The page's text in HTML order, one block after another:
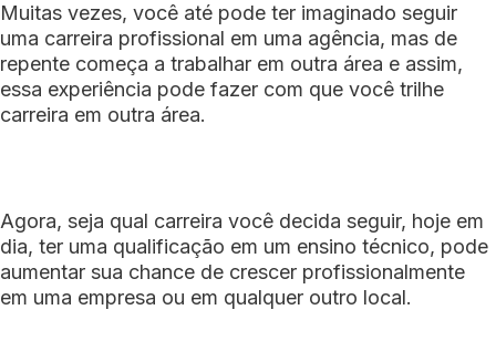
Muitas vezes, você até pode ter imaginado seguir
uma carreira profissional em uma agência, mas de
repente começa a trabalhar em outra área e assim,
essa experiência pode fazer com que você trilhe
carreira em outra área.
Agora, seja qual carreira você decida seguir, hoje em
dia, ter uma qualificação em um ensino técnico, pode
aumentar sua chance de crescer profissionalmente
em uma empresa ou em qualquer outro local.